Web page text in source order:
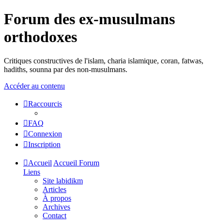
Forum des ex-musulmans
orthodoxes
Critiques constructives de l'islam, charia islamique, coran, fatwas,
hadiths, sounna par des non-musulmans.
Accéder au contenu
Raccourcis
FAQ
Connexion
Inscription
Accueil Accueil Forum
Liens
Site labidikm
Articles
À propos
Archives
Contact